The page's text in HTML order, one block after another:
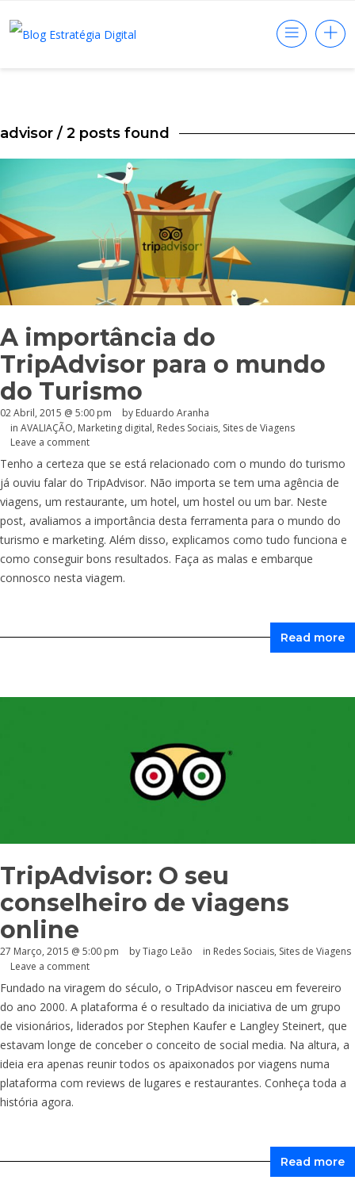
advisor / 2 posts found
A importância do
TripAdvisor para o mundo
do Turismo
02 Abril, 2015 @ 5:00 pm by Eduardo Aranha
in AVALIAÇÃO, Marketing digital, Redes Sociais, Sites de Viagens
Leave a comment
Tenho a certeza que se está relacionado com o mundo do turismo
já ouviu falar do TripAdvisor. Não importa se tem uma agência de
viagens, um restaurante, um hotel, um hostel ou um bar. Neste
post, avaliamos a importância desta ferramenta para o mundo do
turismo e marketing. Além disso, explicamos como tudo funciona e
como conseguir bons resultados. Faça as malas e embarque
connosco nesta viagem.
Read more
TripAdvisor: O seu
conselheiro de viagens
online
27 Março, 2015 @ 5:00 pm by Tiago Leão in Redes Sociais, Sites de Viagens
Leave a comment
Fundado na viragem do século, o TripAdvisor nasceu em fevereiro
do ano 2000. A plataforma é o resultado da iniciativa de um grupo
de visionários, liderados por Stephen Kaufer e Langley Steinert, que
estavam longe de conceber o conceito de social media. Na altura, a
ideia era apenas reunir todos os apaixonados por viagens numa
plataforma com reviews de lugares e restaurantes. Conheça toda a
história agora.
Read more